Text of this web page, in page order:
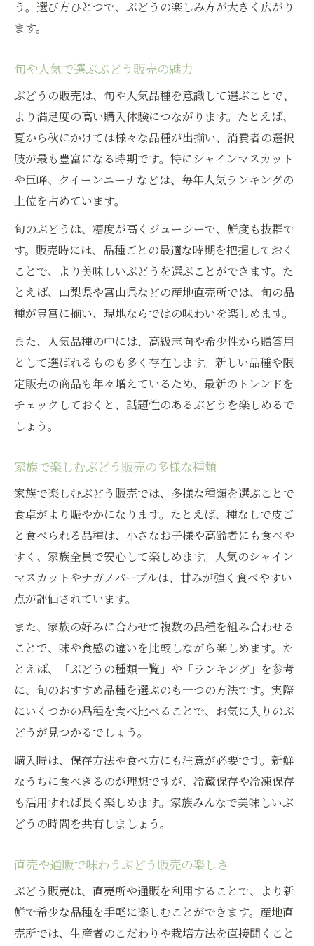
種なしぶどう販売の便利さと種類比較
ぶどう販売で注目される食べやすい種類
家族向け皮ごと食べられるぶどう販売術
種類ランキングから見つける人気ぶどう
ぶどう販売の種類ランキング徹底解説
人気ぶどう販売種類ランキングの見方
ランキング上位ぶどう販売の魅力に迫る
ぶどう種類ランキングで選ぶ販売のコツ
ぶどう販売で注目のランキング品種紹介
う。選び方ひとつで、ぶどうの楽しみ方が大きく広がり
ます。
旬や人気で選ぶぶどう販売の魅力
ぶどうの販売は、旬や人気品種を意識して選ぶことで、
より満足度の高い購入体験につながります。たとえば、
夏から秋にかけては様々な品種が出揃い、消費者の選択
肢が最も豊富になる時期です。特にシャインマスカット
や巨峰、クイーンニーナなどは、毎年人気ランキングの
上位を占めています。
旬のぶどうは、糖度が高くジューシーで、鮮度も抜群で
す。販売時には、品種ごとの最適な時期を把握しておく
ことで、より美味しいぶどうを選ぶことができます。た
とえば、山梨県や富山県などの産地直売所では、旬の品
種が豊富に揃い、現地ならではの味わいを楽しめます。
また、人気品種の中には、高級志向や希少性から贈答用
として選ばれるものも多く存在します。新しい品種や限
定販売の商品も年々増えているため、最新のトレンドを
チェックしておくと、話題性のあるぶどうを楽しめるで
しょう。
家族で楽しむぶどう販売の多様な種類
家族で楽しむぶどう販売では、多様な種類を選ぶことで
食卓がより賑やかになります。たとえば、種なしで皮ご
と食べられる品種は、小さなお子様や高齢者にも食べや
すく、家族全員で安心して楽しめます。人気のシャイン
マスカットやナガノパープルは、甘みが強く食べやすい
点が評価されています。
また、家族の好みに合わせて複数の品種を組み合わせる
ことで、味や食感の違いを比較しながら楽しめます。た
とえば、「ぶどうの種類一覧」や「ランキング」を参考
に、旬のおすすめ品種を選ぶのも一つの方法です。実際
にいくつかの品種を食べ比べることで、お気に入りのぶ
どうが見つかるでしょう。
購入時は、保存方法や食べ方にも注意が必要です。新鮮
なうちに食べきるのが理想ですが、冷蔵保存や冷凍保存
も活用すれば長く楽しめます。家族みんなで美味しいぶ
どうの時間を共有しましょう。
直売や通販で味わうぶどう販売の楽しさ
ぶどう販売は、直売所や通販を利用することで、より新
鮮で希少な品種を手軽に楽しむことができます。産地直
売所では、生産者のこだわりや栽培方法を直接聞くこと